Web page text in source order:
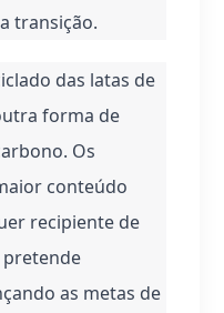
transição.
das latas de
forma de
Os
conteúdo
recipiente de
pretende
as metas de